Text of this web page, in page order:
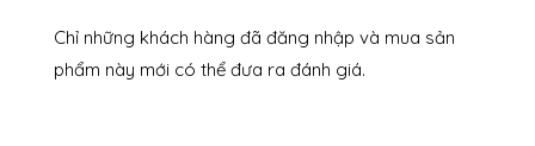
Chỉ những khách hàng đã đăng nhập và mua sản
phẩm này mới có thể đưa ra đánh giá.